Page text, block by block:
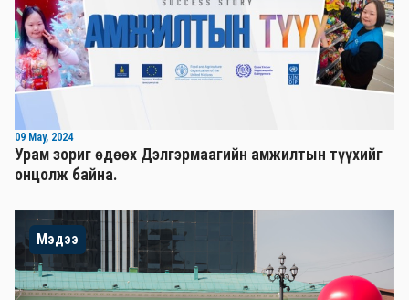
09 May, 2024
Урам зориг өдөөх Дэлгэрмаагийн амжилтын түүхийг
онцолж байна.
Мэдээ